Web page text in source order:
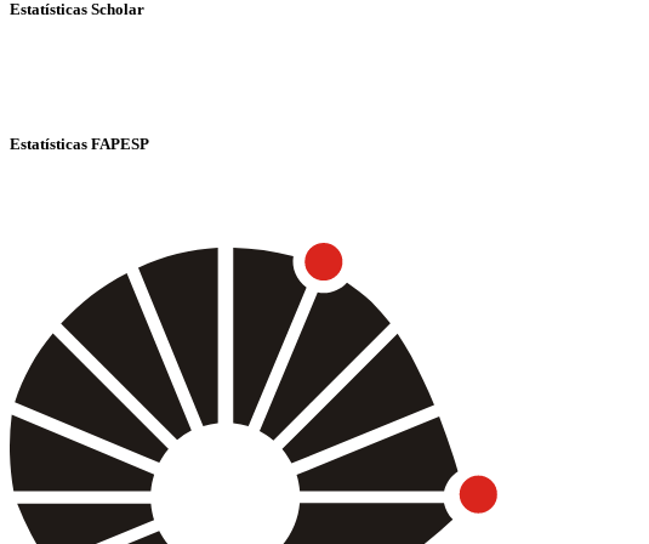
Estatísticas Scholar
Estatísticas FAPESP